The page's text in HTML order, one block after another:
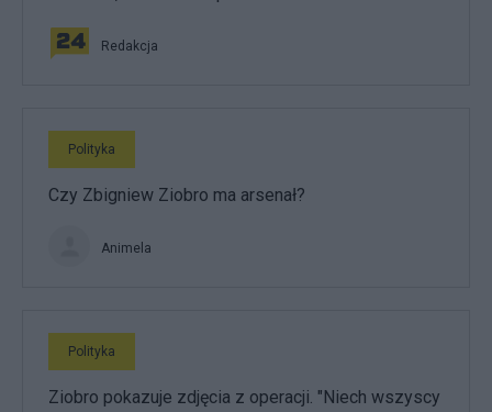
Redakcja
Polityka
Czy Zbigniew Ziobro ma arsenał?
Animela
Polityka
Ziobro pokazuje zdjęcia z operacji. "Niech wszyscy